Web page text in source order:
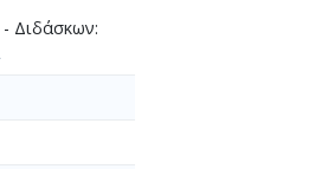
Διδάσκων: